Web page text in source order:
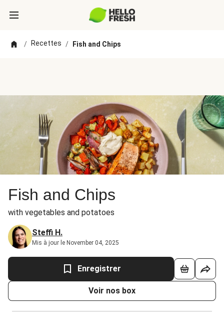
/ Recettes / Fish and Chips
Fish and Chips
with vegetables and potatoes
Steffi H.
Mis à jour le November 04, 2025
Enregistrer
Voir nos box